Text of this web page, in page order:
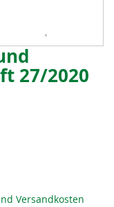
27/2020
Versandkosten